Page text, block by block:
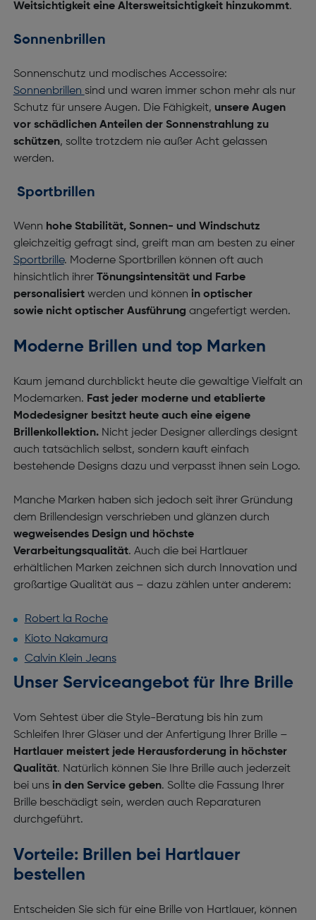
Weitsichtigkeit eine Altersweitsichtigkeit hinzukommt.
Sonnenbrillen
Sonnenschutz und modisches Accessoire:
Sonnenbrillen sind und waren immer schon mehr als nur
Schutz für unsere Augen. Die Fähigkeit, unsere Augen
vor schädlichen Anteilen der Sonnenstrahlung zu
schützen, sollte trotzdem nie außer Acht gelassen
werden.
Sportbrillen
Wenn hohe Stabilität, Sonnen- und Windschutz
gleichzeitig gefragt sind, greift man am besten zu einer
Sportbrille. Moderne Sportbrillen können oft auch
hinsichtlich ihrer Tönungsintensität und Farbe
personalisiertwerden und können in optischer
sowie nicht optischerAusführung angefertigt werden.
Moderne Brillen und top Marken
Kaum jemand durchblickt heute die gewaltige Vielfalt an
Modemarken. Fast jeder moderne und etablierte
Modedesigner besitzt heute auch eine eigene
Brillenkollektion.Nicht jeder Designer allerdings designt
auch tatsächlich selbst, sondern kauft einfach
bestehende Designs dazu und verpasst ihnen sein Logo.
Manche Marken haben sich jedoch seit ihrer Gründung
dem Brillendesign verschrieben und glänzen durch
wegweisendes Design und höchste
Verarbeitungsqualität. Auch die bei Hartlauer
erhältlichen Marken zeichnen sich durch Innovation und
großartige Qualität aus – dazu zählen unter anderem:
Robert la Roche
Kioto Nakamura
Calvin Klein Jeans
Unser Serviceangebot für Ihre Brille
Vom Sehtest über die Style-Beratung bis hin zum
Schleifen Ihrer Gläser und der Anfertigung Ihrer Brille –
Hartlauer meistert jede Herausforderung in höchster
Qualität. Natürlich können Sie Ihre Brille auch jederzeit
bei uns in den Service geben. Sollte die Fassung Ihrer
Brille beschädigt sein, werden auch Reparaturen
durchgeführt.
Vorteile: Brillen bei Hartlauer
bestellen
Entscheiden Sie sich für eine Brille von Hartlauer, können